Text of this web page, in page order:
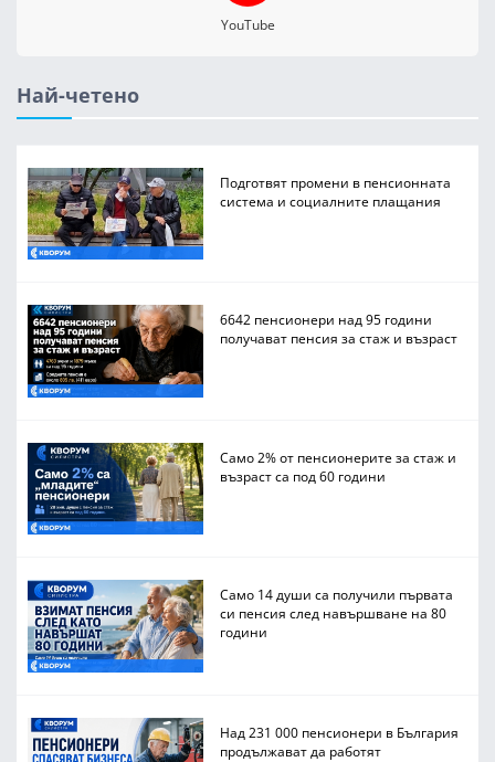
YouTube
Най-четено
Подготвят промени в пенсионната
система и социалните плащания
6642 пенсионери над 95 години
получават пенсия за стаж и възраст
Само 2% от пенсионерите за стаж и
възраст са под 60 години
Само 14 души са получили първата
си пенсия след навършване на 80
години
Над 231 000 пенсионери в България
продължават да работят